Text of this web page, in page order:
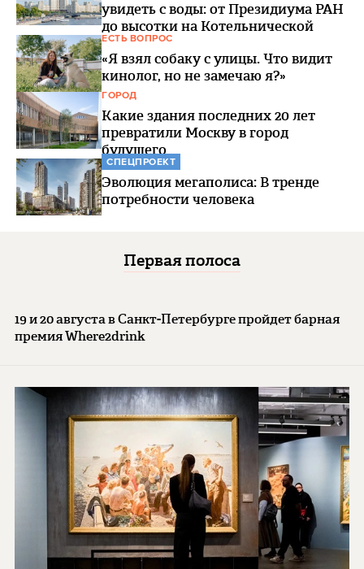
увидеть с воды: от Президиума РАН
до высотки на Котельнической
ЕСТЬ ВОПРОС
«Я взял собаку с улицы. Что видит
кинолог, но не замечаю я?»
ГОРОД
Какие здания последних 20 лет
превратили Москву в город
будущего
СПЕЦПРОЕКТ
Эволюция мегаполиса: В тренде
потребности человека
Первая полоса
19 и 20 августа в Санкт-Петербурге пройдет барная
премия Where2drink